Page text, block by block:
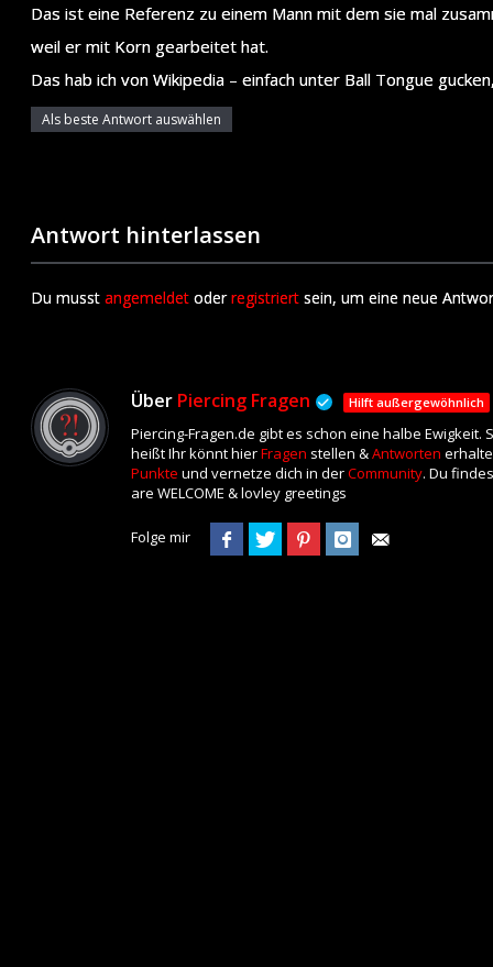
Das ist eine Referenz zu einem Mann mit dem sie mal
weil er mit Korn gearbeitet hat.
Das hab ich von Wikipedia – einfach unter Ball Tongue
Als beste Antwort auswählen
Antwort hinterlassen
Du musst angemeldet oderregistriert sein, um eine neue
Über Piercing Fragen Hilft außergewöhnlich
Piercing-Fragen.de gibt es schon eine halbe
heißt Ihr könnt hierFragen stellen &Antworten
Punkte und vernetze dich in derCommunity. Du
are WELCOME & lovley greetings
Folge mir